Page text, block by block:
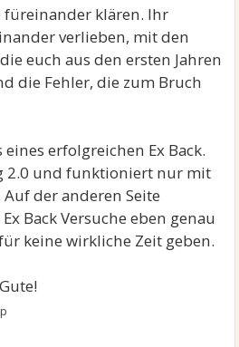
klären. Ihr
verlieben, mit den
euch aus den ersten Jahren
die Fehler, die zum Bruch
erfolgreichen Ex Back.
2.0 und funktioniert nur mit
der anderen Seite
Back Versuche eben genau
keine wirkliche Zeit geben.